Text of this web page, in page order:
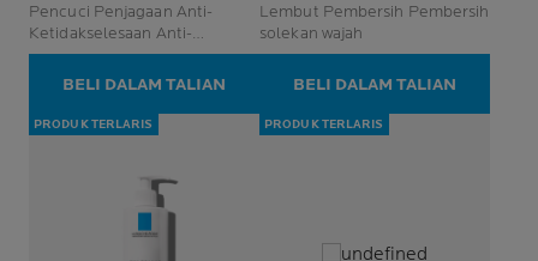
Pencuci Penjagaan Anti-
Ketidakselesaan Anti-
Kekeringan Pembersih Wajah
BELI DALAM TALIAN
Lembut Pembersih Pembersih
solekan wajah
BELI DALAM TALIAN
PRODUK TERLARIS PRODUK TERLARIS